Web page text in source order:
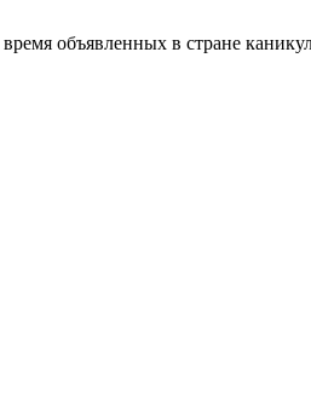
объявленных в стране